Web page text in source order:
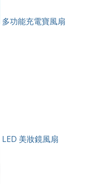
多功能充電寶風扇
LED 美妝鏡風扇